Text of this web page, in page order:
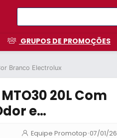
GRUPOS DE PROMOÇÕES
Branco Electrolux
20L Com
e
Branco
Equipe Promotop•07/01/26